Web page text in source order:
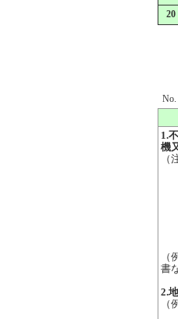
20
No.
1.
機
（
書
2.